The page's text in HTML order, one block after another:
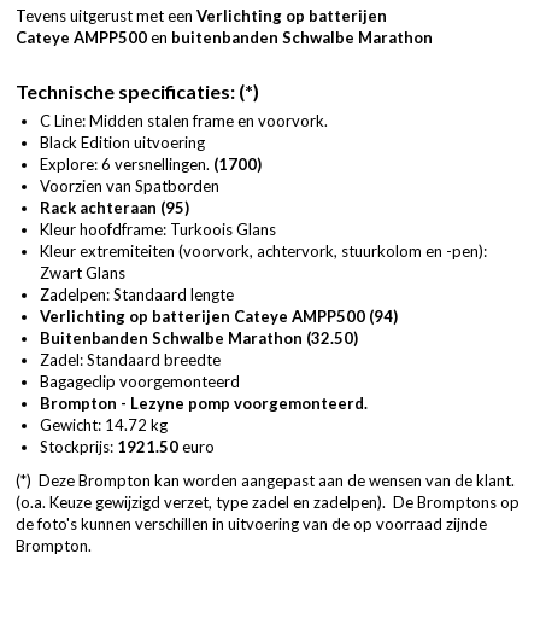
Tevens uitgerust met een Verlichting op batterijen
Cateye AMPP500en buitenbanden Schwalbe Marathon
Technische specificaties: (*)
C Line: Midden stalen frame en voorvork.
Black Edition uitvoering
Explore: 6 versnellingen. (1700)
Voorzien van Spatborden
Rack achteraan (95)
Kleur hoofdframe: Turkoois Glans
Kleur extremiteiten (voorvork, achtervork, stuurkolom en -pen):
Zwart Glans
Zadelpen: Standaard lengte
Verlichting op batterijen Cateye AMPP500 (94)
Buitenbanden Schwalbe Marathon (32.50)
Zadel: Standaard breedte
Bagageclip voorgemonteerd
Brompton - Lezyne pomp voorgemonteerd.
Gewicht: 14.72 kg
Stockprijs: 1921.50euro
(*) Deze Brompton kan worden aangepast aan de wensen van de klant.
(o.a. Keuze gewijzigd verzet, type zadel en zadelpen). De Bromptons op
de foto's kunnen verschillen in uitvoering van de op voorraad zijnde
Brompton.